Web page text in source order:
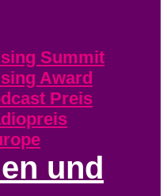
Summit
Award
Preis
und